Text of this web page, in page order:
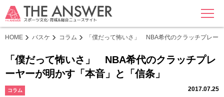
MENU
HOME バスケ コラム 「僕だって怖いさ」 NBA希代のクラッチプレー
「僕だって怖いさ」 NBA希代のクラッチプレ
ーヤーが明かす「本音」と「信条」
コラム 2017.07.25